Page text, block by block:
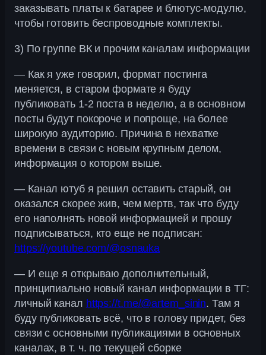
заказывать платы к батарее и блютус-модулю,
чтобы готовить беспроводные комплекты.
3) По группе ВК и прочим каналам информации
— Как я уже говорил, формат постинга
меняется, в старом формате я буду
публиковать 1-2 поста в неделю, а в основном
посты будут покороче и попроще, на более
широкую аудиторию. Причина в нехватке
времени в связи с новым крупным делом,
информация о котором выше.
— Канал ютуб я решил оставить старый, он
оказался скорее жив, чем мертв, так что буду
его наполнять новой информацией и прошу
подписываться, кто еще не подписан:
https://youtube.com/@osnauka
— И еще я открываю дополнительный,
принципиально новый канал информации в ТГ:
личный канал https://t.me/@artem_sinin. Там я
буду публиковать всё, что в голову придет, без
связи с основными публикациями в основных
каналах, в т. ч. по текущей сборке